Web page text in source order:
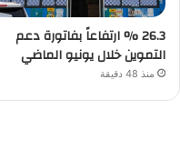
26.3 % ارتفاعاً بفاتورة دعم
التموين خلال يونيو الماضي
منذ 48 دقيقة